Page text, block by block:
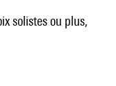
solistes ou plus,